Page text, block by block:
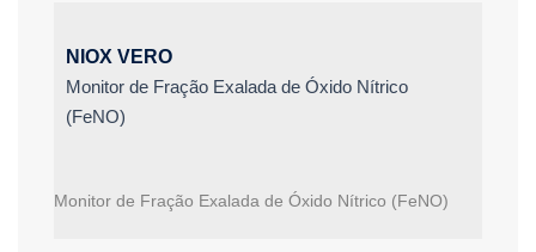
NIOX VERO
Monitor de Fração Exalada de Óxido Nítrico
(FeNO)
Monitor de Fração Exalada de Óxido Nítrico (FeNO)